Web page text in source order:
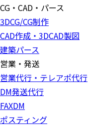
CG・CAD・パース
3DCG/CG制作
CAD作成・3DCAD製図
建築パース
営業・発送
営業代行・テレアポ代行
DM発送代行
FAXDM
ポスティング